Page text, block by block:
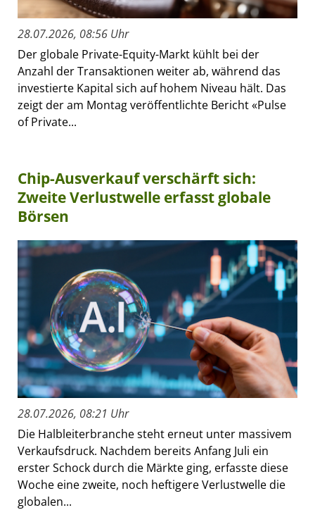
28.07.2026, 08:56 Uhr
Der globale Private-Equity-Markt kühlt bei der
Anzahl der Transaktionen weiter ab, während das
investierte Kapital sich auf hohem Niveau hält. Das
zeigt der am Montag veröffentlichte Bericht «Pulse
of Private...
Chip-Ausverkauf verschärft sich:
Zweite Verlustwelle erfasst globale
Börsen
28.07.2026, 08:21 Uhr
Die Halbleiterbranche steht erneut unter massivem
Verkaufsdruck. Nachdem bereits Anfang Juli ein
erster Schock durch die Märkte ging, erfasste diese
Woche eine zweite, noch heftigere Verlustwelle die
globalen...